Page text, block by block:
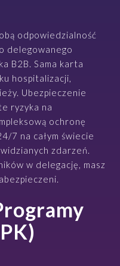
odpowiedzialność
delegowanego
B2B. Sama karta
hospitalizacji,
Ubezpieczenie
ryzyka na
ochronę
7 na całym świecie
zdarzeń.
w delegację, masz